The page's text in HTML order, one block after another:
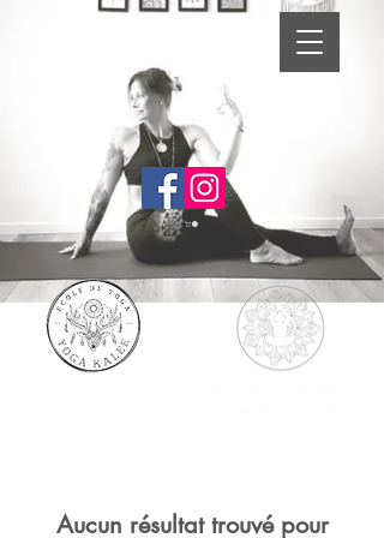
Aucun résultat trouvé pour